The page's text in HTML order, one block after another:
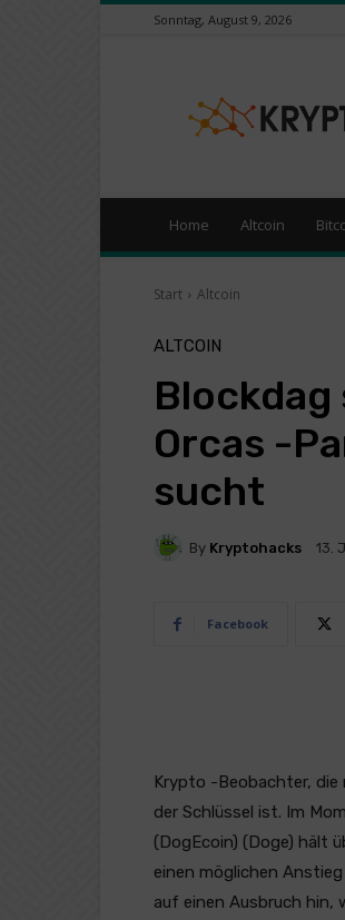
Sonntag, August 9, 2026
Home Altcoin
Start Altcoin
ALTCOIN
Blockdag
Orcas -
sucht
By Kryptohacks 13.
Facebook
Krypto -Beobachter,
der Schlüssel ist. Im
(DogEcoin) (Doge) hält
einen möglichen
auf einen Ausbruch hin,